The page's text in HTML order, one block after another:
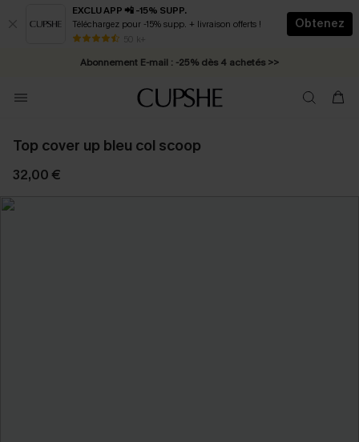
EXCLU APP 📲 -15% SUPP.
Téléchargez pour -15% supp. + livraison offerts !
50 k+
Obtenez
* Livraison éclair 2-3 jours ouvrés >>
Abonnement E-mail : -25% dès 4 achetés >>
Top cover up bleu col scoop
32,00 €